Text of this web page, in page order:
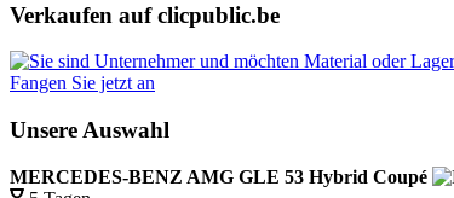
Verkaufen auf clicpublic.be
Fangen Sie jetzt an
Unsere Auswahl
MERCEDES-BENZ AMG GLE 53 Hybrid Coupé